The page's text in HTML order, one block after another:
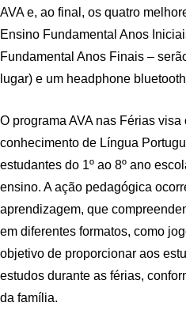
AVA e, ao final, os quatro
Ensino Fundamental Anos
Fundamental Anos Finais –
lugar) e um headphone
O programa AVA nas Férias
conhecimento de Língua
estudantes do 1º ao 8º ano
ensino. A ação pedagógica
aprendizagem, que
em diferentes formatos, como
objetivo de proporcionar aos
estudos durante as férias,
da família.